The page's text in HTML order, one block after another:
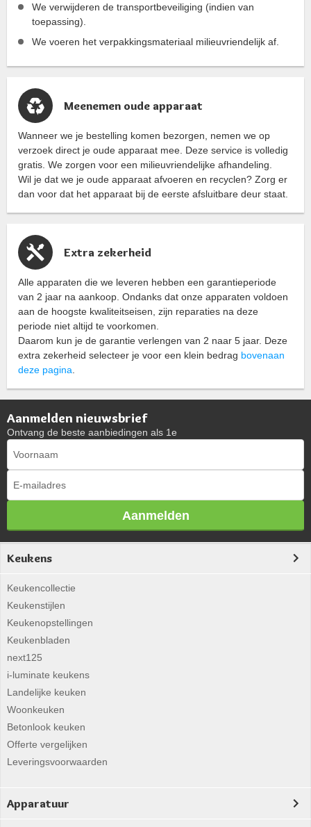
We verwijderen de transportbeveiliging (indien van
toepassing).
We voeren het verpakkingsmateriaal milieuvriendelijk af.
Meenemen oude apparaat
Wanneer we je bestelling komen bezorgen, nemen we op
verzoek direct je oude apparaat mee. Deze service is volledig
gratis. We zorgen voor een milieuvriendelijke afhandeling.
Wil je dat we je oude apparaat afvoeren en recyclen? Zorg er
dan voor dat het apparaat bij de eerste afsluitbare deur staat.
Extra zekerheid
Alle apparaten die we leveren hebben een garantieperiode
van 2 jaar na aankoop. Ondanks dat onze apparaten voldoen
aan de hoogste kwaliteitseisen, zijn reparaties na deze
periode niet altijd te voorkomen.
Daarom kun je de garantie verlengen van 2 naar 5 jaar. Deze
extra zekerheid selecteer je voor een klein bedrag bovenaan
deze pagina
Aanmelden nieuwsbrief
Ontvang de beste aanbiedingen als 1e
Aanmelden
Keukens
Keukencollectie
Keukenstijlen
Keukenopstellingen
Keukenbladen
next125
i-luminate keukens
Landelijke keuken
Woonkeuken
Betonlook keuken
Offerte vergelijken
Leveringsvoorwaarden
Apparatuur